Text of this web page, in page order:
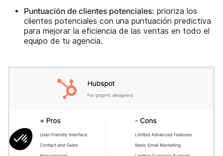
Puntuación de clientes potenciales: prioriza los
clientes potenciales con una puntuación predictiva
para mejorar la eficiencia de las ventas en todo el
equipo de tu agencia.